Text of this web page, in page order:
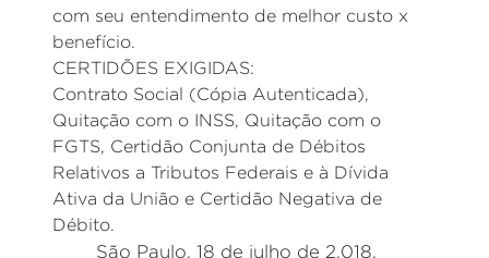
com seu entendimento de melhor custo x
benefício.
CERTIDÕES EXIGIDAS:
Contrato Social (Cópia Autenticada),
Quitação com o INSS, Quitação com o
FGTS, Certidão Conjunta de Débitos
Relativos a Tributos Federais e à Dívida
Ativa da União e Certidão Negativa de
Débito.
São Paulo, 18 de julho de 2.018.